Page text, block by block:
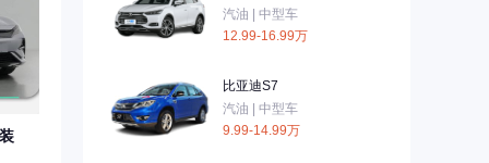
汽油 | 中型车
12.99-16.99万
比亚迪S7
汽油 | 中型车
9.99-14.99万